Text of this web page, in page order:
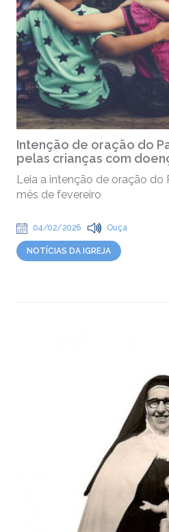
Intenção de oração do
pelas crianças com
Leia a intenção de oração do
mês de fevereiro
04/02/2026 Ouça
NOTÍCIAS DA IGREJA